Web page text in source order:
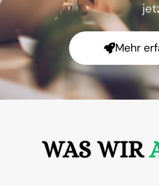
Mehr
WAS WIR